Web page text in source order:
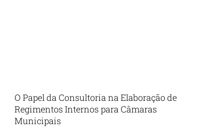
O Papel da Consultoria na Elaboração de
Regimentos Internos para Câmaras
Municipais